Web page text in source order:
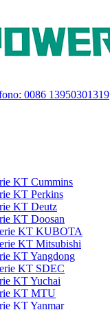
0086 13950301319
KT Cummins
KT Perkins
KT Deutz
KT Doosan
KT KUBOTA
KT Mitsubishi
KT Yangdong
KT SDEC
KT Yuchai
KT MTU
KT Yanmar